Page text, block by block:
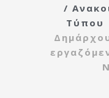
/
Τύπου